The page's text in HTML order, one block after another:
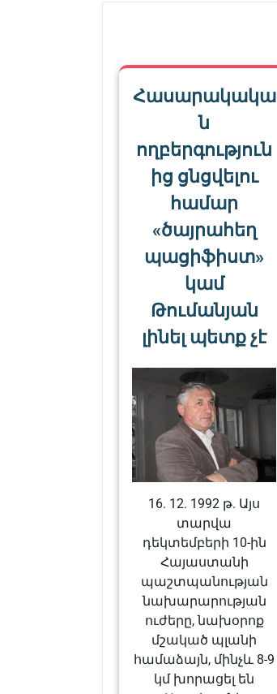
Հասարակակա
ն
ողբերգություն
ից ցնցվելու
համար
«ծայրահեղ
պացիֆիստ»
կամ
Թումանյան
լինել պետք չէ
16. 12. 1992 թ. Այս
տարվա
դեկտեմբերի 10-ին
Հայաստանի
պաշտպանության
նախարարության
ուժերը, նախօրոք
մշակած պլանի
համաձայն, մինչև 8-9
կմ խորացել են